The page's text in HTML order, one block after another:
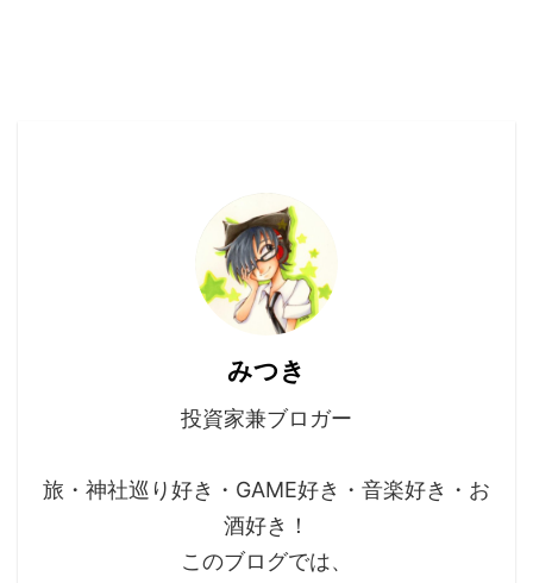
みつき
投資家兼ブロガー
旅・神社巡り好き・GAME好き・音楽好き・お
酒好き！
このブログでは、